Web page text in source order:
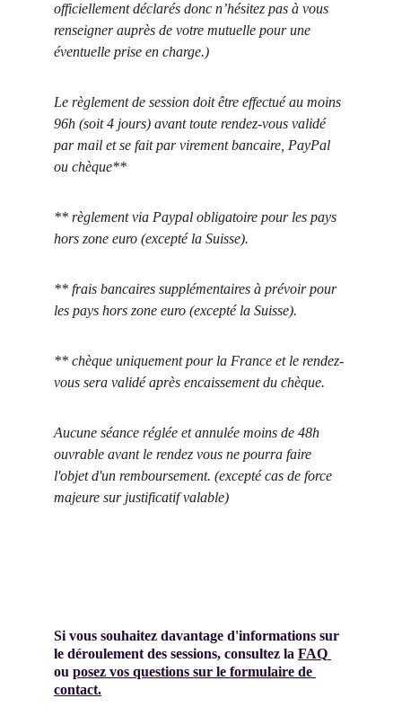
officiellement déclarés donc n’hésitez pas à vous
renseigner auprès de votre mutuelle pour une
éventuelle prise en charge.)
Le règlement de session doit être effectué au moins
96h (soit 4 jours) avant toute rendez-vous validé
par mail et se fait par virement bancaire, PayPal
ou chèque**
** règlement via Paypal obligatoire pour les pays
hors zone euro (excepté la Suisse).
** frais bancaires supplémentaires à prévoir pour
les pays hors zone euro (excepté la Suisse).
** chèque uniquement pour la France et le rendez-
vous sera validé après encaissement du chèque.
Aucune séance réglée et annulée moins de 48h
ouvrable avant le rendez vous ne pourra faire
l'objet d'un remboursement. (excepté cas de force
majeure sur justificatif valable)
Si vous souhaitez davantage d'informations sur
le déroulement des sessions, consultez la FAQ
ou posez vos questions sur le formulaire de
contact.